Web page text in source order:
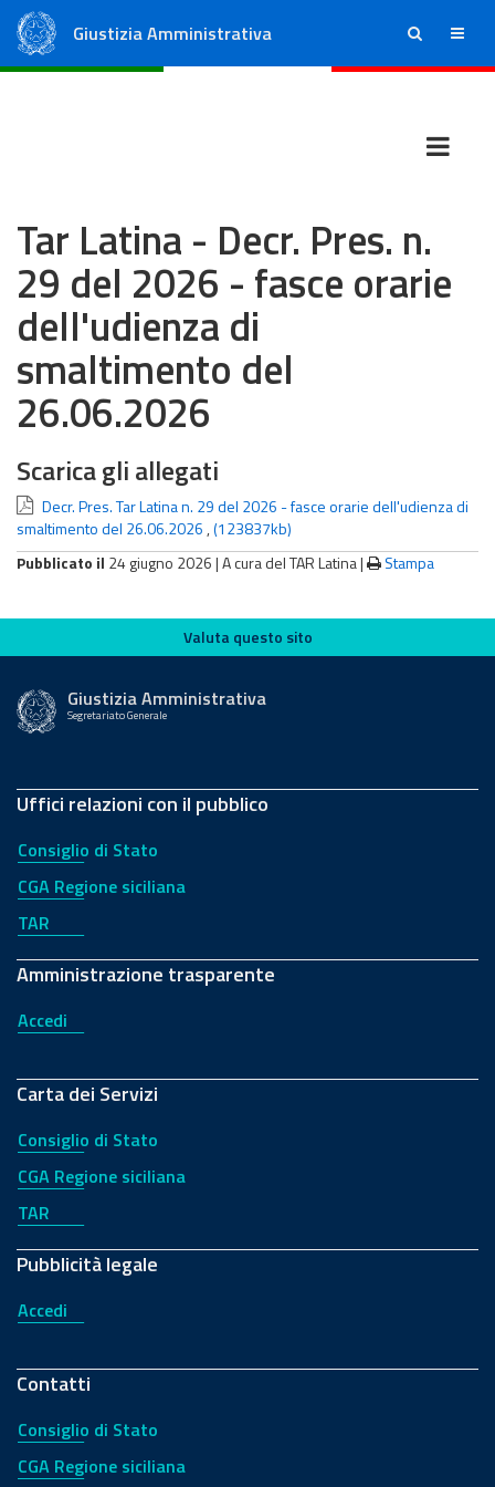
Giustizia Amministrativa ricerca menu
Tar Latina - Decr. Pres. n.
29 del 2026 - fasce orarie
dell'udienza di
smaltimento del
26.06.2026
Scarica gli allegati
Decr. Pres. Tar Latina n. 29 del 2026 - fasce orarie dell'udienza di
smaltimento del 26.06.2026 ,(123837kb)
Pubblicato il 24 giugno 2026 |A cura del TAR Latina| Stampa
Valuta questo sito
Valuta questo sito
Giustizia Amministrativa
Segretariato Generale
Uffici relazioni con il pubblico
Consiglio di Stato
CGA Regione siciliana
TAR
Amministrazione trasparente
Accedi
Carta dei Servizi
Consiglio di Stato
CGA Regione siciliana
TAR
Pubblicità legale
Accedi
Contatti
Consiglio di Stato
CGA Regione siciliana